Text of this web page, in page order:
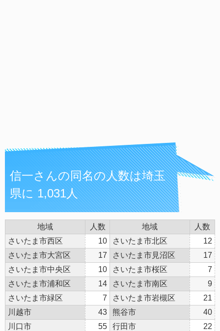
信一さんの同名の人数は埼玉
県に 1,031人
地域 人数 地域
人数
さいたま市西区
10 さいたま市北区
12
さいたま市大宮区
17 さいたま市見沼区
17
さいたま市中央区
10 さいたま市桜区
7
さいたま市浦和区
14 さいたま市南区
9
さいたま市緑区
7 さいたま市岩槻区
21
川越市
43 熊谷市
40
川口市
55 行田市
22